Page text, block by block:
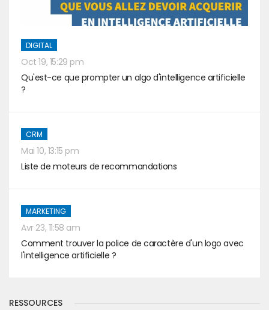
DIGITAL
Oct 19, 15:29 pm
Qu'est-ce que prompter un algo d'intelligence artificielle
?
CRM
Mai 10, 13:15 pm
Liste de moteurs de recommandations
MARKETING
Avr 23, 11:58 am
Comment trouver la police de caractère d'un logo avec
l'intelligence artificielle ?
RESSOURCES